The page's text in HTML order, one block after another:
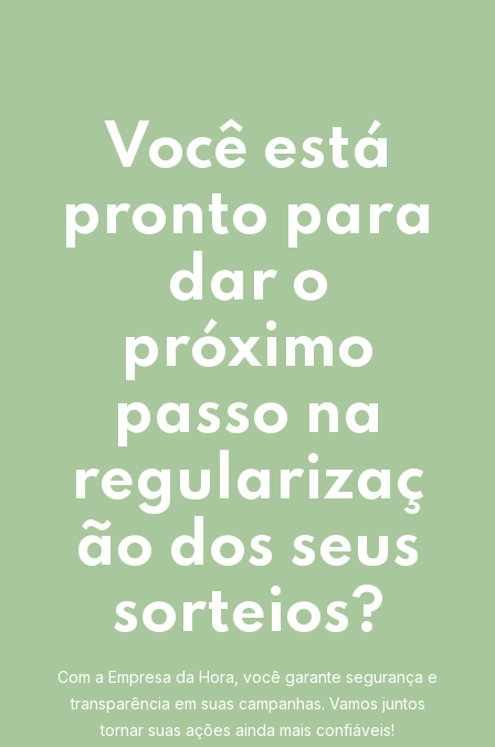
Você está
pronto para
dar o
próximo
passo na
regularizaç
ão dos seus
sorteios?
Com a Empresa da Hora, você garante segurança e
transparência em suas campanhas. Vamos juntos
tornar suas ações ainda mais confiáveis!